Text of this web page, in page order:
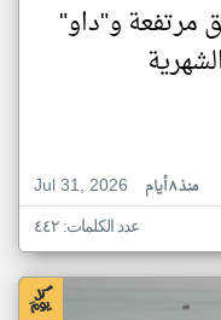
مرتفعة و"داو"
Jul 31, 2026
منذ ٨ أيام
عدد الكلمات: ٤٤٢